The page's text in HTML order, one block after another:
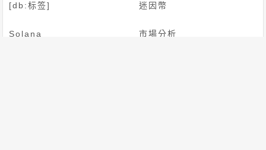
[db:标签] 迷因幣
Solana 市場分析